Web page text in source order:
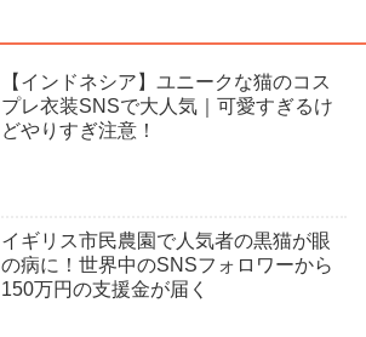
【インドネシア】ユニークな猫のコス
プレ衣装SNSで大人気｜可愛すぎるけ
どやりすぎ注意！
イギリス市民農園で人気者の黒猫が眼
の病に！世界中のSNSフォロワーから
150万円の支援金が届く